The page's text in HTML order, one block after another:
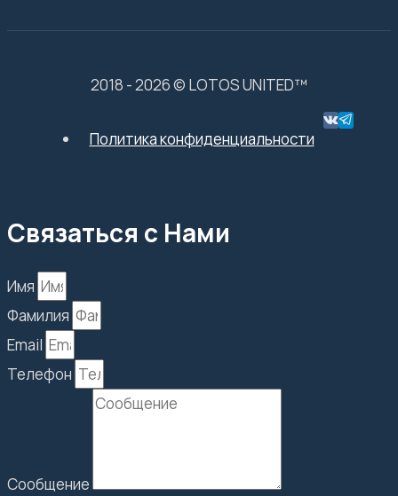
2018 - 2026 © LOTOS UNITED™
Политика конфиденциальности
Связаться с Нами
Имя
Фамилия
Email
Телефон
Сообщение